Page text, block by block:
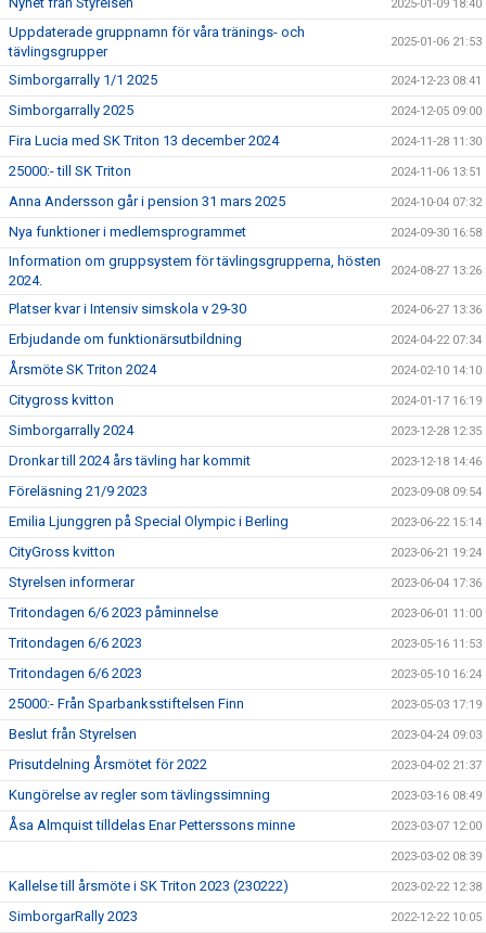
2025-01-09 18:40
Uppdaterade gruppnamn för våra tränings- och
tävlingsgrupper
2025-01-06 21:53
Simborgarrally 1/1 2025 2024-12-23 08:41
Simborgarrally 2025 2024-12-05 09:00
Fira Lucia med SK Triton 13 december 2024 2024-11-28 11:30
25000:- till SK Triton 2024-11-06 13:51
Anna Andersson går i pension 31 mars 2025 2024-10-04 07:32
Nya funktioner i medlemsprogrammet 2024-09-30 16:58
Information om gruppsystem för tävlingsgrupperna, hösten
2024.
2024-08-27 13:26
Platser kvar i Intensiv simskola v 29-30 2024-06-27 13:36
Erbjudande om funktionärsutbildning 2024-04-22 07:34
Årsmöte SK Triton 2024 2024-02-10 14:10
Citygross kvitton 2024-01-17 16:19
Simborgarrally 2024 2023-12-28 12:35
Dronkar till 2024 års tävling har kommit 2023-12-18 14:46
Föreläsning 21/9 2023 2023-09-08 09:54
Emilia Ljunggren på Special Olympic i Berling 2023-06-22 15:14
CityGross kvitton 2023-06-21 19:24
Styrelsen informerar 2023-06-04 17:36
Tritondagen 6/6 2023 påminnelse 2023-06-01 11:00
Tritondagen 6/6 2023 2023-05-16 11:53
Tritondagen 6/6 2023 2023-05-10 16:24
25000:- Från Sparbanksstiftelsen Finn 2023-05-03 17:19
Beslut från Styrelsen 2023-04-24 09:03
Prisutdelning Årsmötet för 2022 2023-04-02 21:37
Kungörelse av regler som tävlingssimning 2023-03-16 08:49
Åsa Almquist tilldelas Enar Petterssons minne 2023-03-07 12:00
2023-03-02 08:39
Kallelse till årsmöte i SK Triton 2023 (230222) 2023-02-22 12:38
SimborgarRally 2023 2022-12-22 10:05